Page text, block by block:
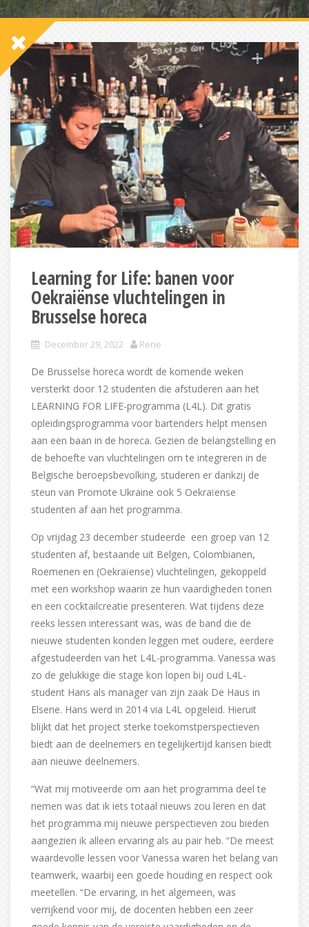
Learning for Life: banen voor
Oekraiënse vluchtelingen in
Brusselse horeca
December 29, 2022 Rene
De Brusselse horeca wordt de komende weken
versterkt door 12 studenten die afstuderen aan het
LEARNING FOR LIFE-programma (L4L). Dit gratis
opleidingsprogramma voor bartenders helpt mensen
aan een baan in de horeca. Gezien de belangstelling en
de behoefte van vluchtelingen om te integreren in de
Belgische beroepsbevolking, studeren er dankzij de
steun van Promote Ukraine ook 5 Oekraïense
studenten af aan het programma.
Op vrijdag 23 december studeerde een groep van 12
studenten af, bestaande uit Belgen, Colombianen,
Roemenen en (Oekraïense) vluchtelingen, gekoppeld
met een workshop waarin ze hun vaardigheden tonen
en een cocktailcreatie presenteren. Wat tijdens deze
reeks lessen interessant was, was de band die de
nieuwe studenten konden leggen met oudere, eerdere
afgestudeerden van het L4L-programma. Vanessa was
zo de gelukkige die stage kon lopen bij oud L4L-
student Hans als manager van zijn zaak De Haus in
Elsene. Hans werd in 2014 via L4L opgeleid. Hieruit
blijkt dat het project sterke toekomstperspectieven
biedt aan de deelnemers en tegelijkertijd kansen biedt
aan nieuwe deelnemers.
“Wat mij motiveerde om aan het programma deel te
nemen was dat ik iets totaal nieuws zou leren en dat
het programma mij nieuwe perspectieven zou bieden
aangezien ik alleen ervaring als au pair heb. “De meest
waardevolle lessen voor Vanessa waren het belang van
teamwerk, waarbij een goede houding en respect ook
meetellen. “De ervaring, in het algemeen, was
verrijkend voor mij, de docenten hebben een zeer